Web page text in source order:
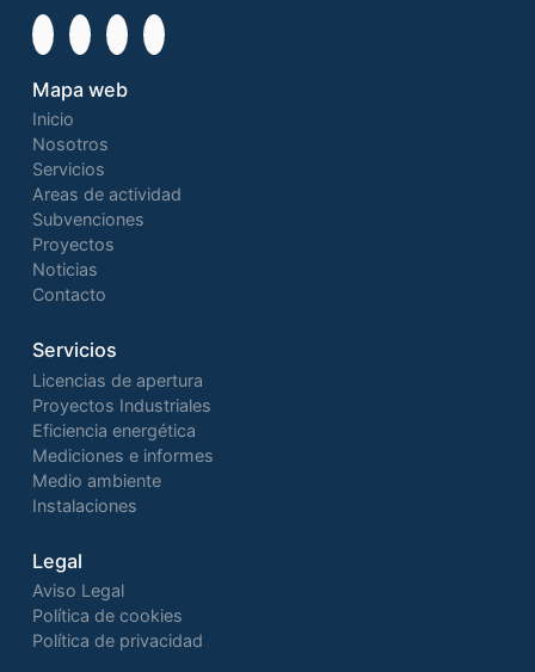
Mapa web
Inicio
Nosotros
Servicios
Areas de actividad
Subvenciones
Proyectos
Noticias
Contacto
Servicios
Licencias de apertura
Proyectos Industriales
Eficiencia energética
Mediciones e informes
Medio ambiente
Instalaciones
Legal
Aviso Legal
Política de cookies
Política de privacidad